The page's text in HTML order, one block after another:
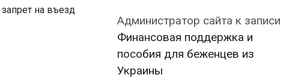
запрет на въезд
Администратор сайта к записи
Финансовая поддержка и
пособия для беженцев из
Украины